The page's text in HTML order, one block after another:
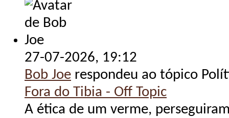
27-07-2026, 19:12
Bob Joe respondeu ao tópico
Fora do Tibia - Off Topic
A ética de um verme,